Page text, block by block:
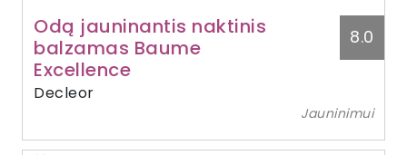
Odą jauninantis naktinis
balzamas Baume
Excellence
Decleor
8.0
Jauninimui